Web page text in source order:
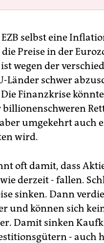
selbst eine
Preise in der
wegen der
Länder schwer
Finanzkrise
umgekehrt auch
wird.
oft damit, dass
derzeit - fallen.
sinken. Dann
und können sich
Damit sinken
- auch